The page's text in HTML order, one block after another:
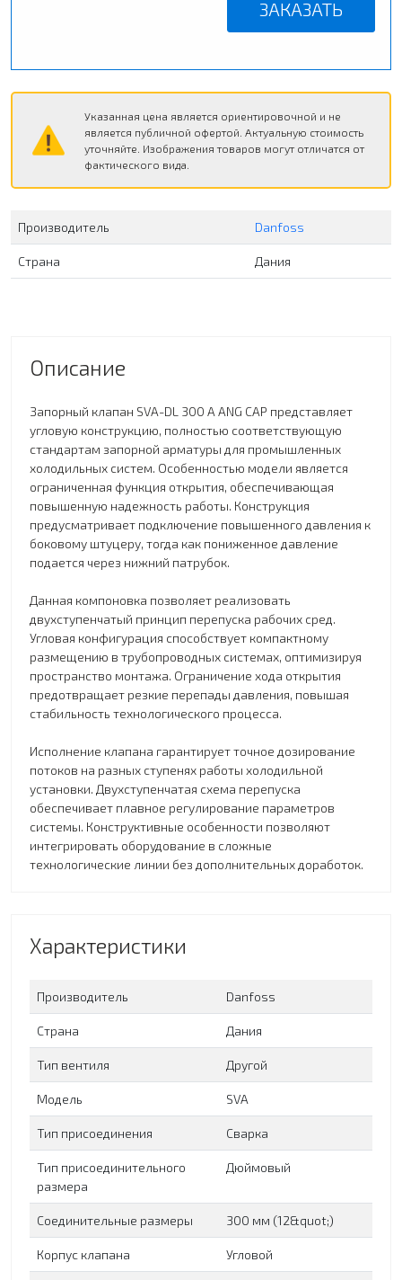
ЗАКАЗАТЬ
Указанная цена является ориентировочной и не
является публичной офертой. Актуальную стоимость
уточняйте. Изображения товаров могут отличатся от
фактического вида.
Производитель Danfoss
Страна Дания
Описание
Запорный клапан SVA-DL 300 A ANG CAP представляет
угловую конструкцию, полностью соответствующую
стандартам запорной арматуры для промышленных
холодильных систем. Особенностью модели является
ограниченная функция открытия, обеспечивающая
повышенную надежность работы. Конструкция
предусматривает подключение повышенного давления к
боковому штуцеру, тогда как пониженное давление
подается через нижний патрубок.
Данная компоновка позволяет реализовать
двухступенчатый принцип перепуска рабочих сред.
Угловая конфигурация способствует компактному
размещению в трубопроводных системах, оптимизируя
пространство монтажа. Ограничение хода открытия
предотвращает резкие перепады давления, повышая
стабильность технологического процесса.
Исполнение клапана гарантирует точное дозирование
потоков на разных ступенях работы холодильной
установки. Двухступенчатая схема перепуска
обеспечивает плавное регулирование параметров
системы. Конструктивные особенности позволяют
интегрировать оборудование в сложные
технологические линии без дополнительных доработок.
Характеристики
Производитель Danfoss
Страна Дания
Тип вентиля Другой
Модель SVA
Тип присоединения Сварка
Тип присоединительного
размера
Дюймовый
Соединительные размеры 300 мм (12&quot;)
Корпус клапана Угловой